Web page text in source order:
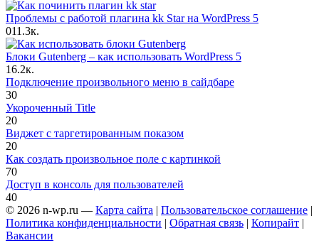
Проблемы с работой плагина kk Star на WordPress 5
011.3к.
Блоки Gutenberg – как использовать WordPress 5
16.2к.
Подключение произвольного меню в сайдбаре
30
Укороченный Title
20
Виджет с таргетированным показом
20
Как создать произвольное поле с картинкой
70
Доступ в консоль для пользователей
40
© 2026 n-wp.ru — Карта сайта | Пользовательское соглашение |
Политика конфиденциальности | Обратная связь | Копирайт |
Вакансии